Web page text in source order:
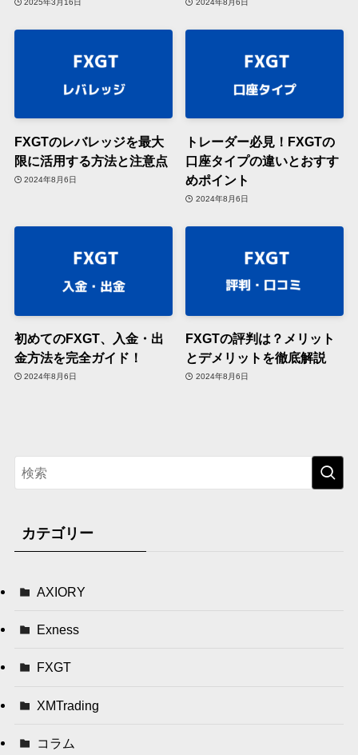
2025年3月16日 2024年8月6日
FXGTのレバレッジを最大
限に活用する方法と注意点
2024年8月6日
トレーダー必見！FXGTの
口座タイプの違いとおすす
めポイント
2024年8月6日
初めてのFXGT、入金・出
金方法を完全ガイド！
2024年8月6日
FXGTの評判は？メリット
とデメリットを徹底解説
2024年8月6日
カテゴリー
AXIORY
Exness
FXGT
XMTrading
コラム